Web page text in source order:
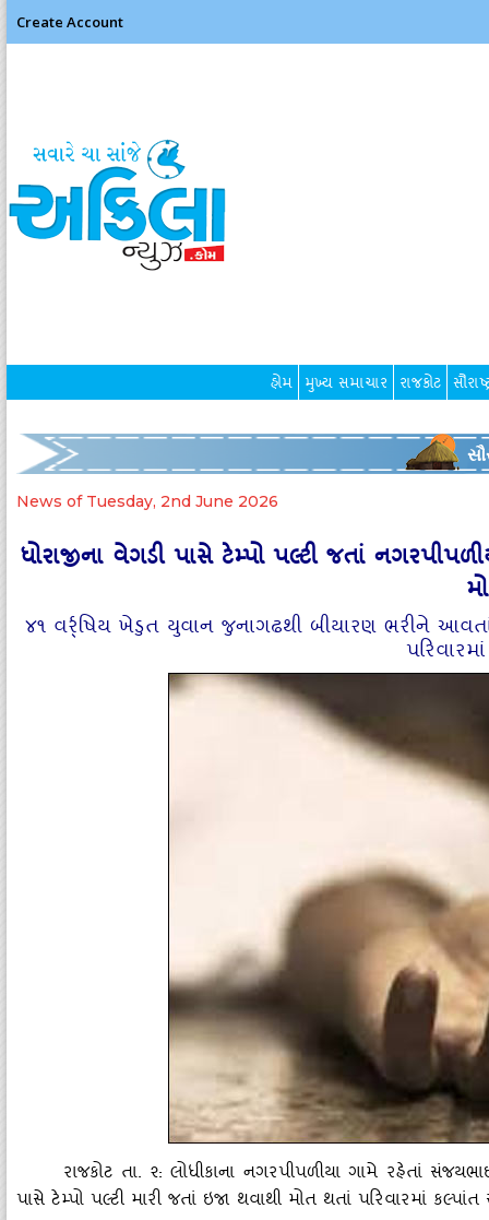
Create Account
હોમ મુખ્ય સમાચાર રાજકોટ
News of Tuesday, 2nd June 2026
ધોરાજીના વેગડી પાસે ટેમ્‍પો પલ્‍ટી જતાં
૪૧ વર્ર્ષિય ખેડુત યુવાન જુનાગઢથી બીયારણ ભરીને આવતાં
રાજકોટ તા. ૨: લોધીકાના નગરપીપળીયા ગામે રહેતાં
પાસે ટેમ્‍પો પલ્‍ટી મારી જતાં ઇજા થવાથી મોત થતાં પરિવારમાં કલ્‍પાંત